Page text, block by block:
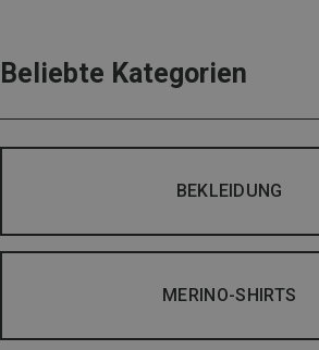
Beliebte Kategorien
BEKLEIDUNG
MERINO-SHIRTS